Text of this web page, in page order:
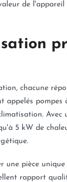
de
chacune
appelés
Avec
5 kW de
pièce unique
rapport